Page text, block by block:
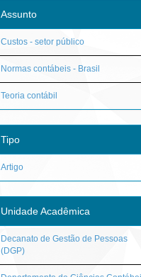
Assunto
Custos - setor público
Normas contábeis - Brasil
Teoria contábil
Tipo
Artigo
Unidade Acadêmica
Decanato de Gestão de Pessoas
(DGP)